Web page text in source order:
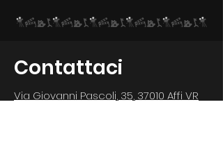
Contattaci
Via Giovanni Pascoli, 35, 37010 Affi VR